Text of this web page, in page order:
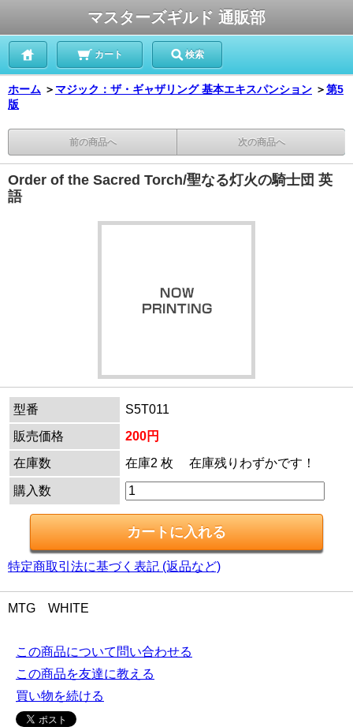
マスターズギルド 通販部
カート 検索
ホーム ＞ マジック：ザ・ギャザリング 基本エキスパンション ＞第5
版
前の商品へ 次の商品へ
Order of the Sacred Torch/聖なる灯火の騎士団 英
語
型番
S5T011
販売価格
200円
在庫数
在庫2 枚 在庫残りわずかです！
購入数
特定商取引法に基づく表記 (返品など)
MTG WHITE
この商品について問い合わせる
この商品を友達に教える
買い物を続ける